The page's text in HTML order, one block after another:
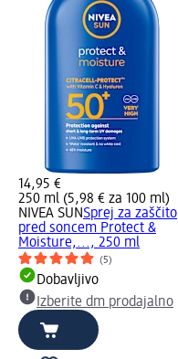
14,95 €
250 ml (5,98 € za 100 ml)
NIVEA SUNSprej za zaščito
pred soncem Protect &
Moisture,..., 250 ml
(5)
Dobavljivo
Izberite dm prodajalno